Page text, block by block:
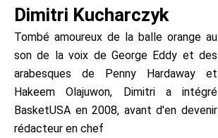
Dimitri Kucharczyk
Tombé amoureux de la balle orange au
son de la voix de George Eddy et des
arabesques de Penny Hardaway et
Hakeem Olajuwon, Dimitri a intégré
BasketUSA en 2008, avant d'en devenir
rédacteur en chef